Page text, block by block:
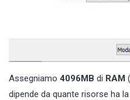
Assegniamo 4096MB di RAM
dipende da quante risorse ha